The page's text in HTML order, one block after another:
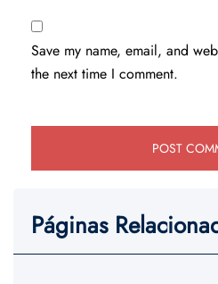
Save my name, email, and
the next time I comment.
Páginas